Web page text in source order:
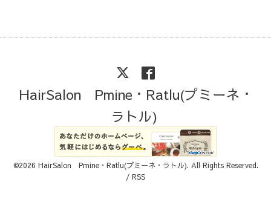
HairSalon Pmine・Ratlu(プミーネ・
ラトル)
©2026 HairSalon Pmine・Ratlu(プミーネ・ラトル). All Rights Reserved.
/ RSS